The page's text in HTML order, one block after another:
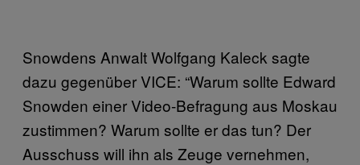
Snowdens Anwalt Wolfgang Kaleck sagte
dazu gegenüber VICE: “Warum sollte Edward
Snowden einer Video-Befragung aus Moskau
zustimmen? Warum sollte er das tun? Der
Ausschuss will ihn als Zeuge vernehmen,